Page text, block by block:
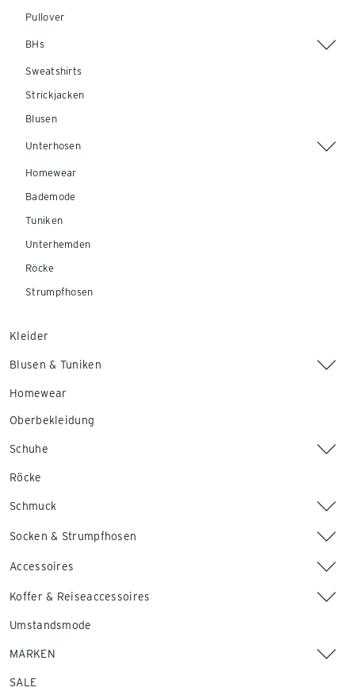
Pullover
BHs
Sweatshirts
Strickjacken
Blusen
Unterhosen
Homewear
Bademode
Tuniken
Unterhemden
Röcke
Strumpfhosen
Kleider
Blusen & Tuniken
Homewear
Oberbekleidung
Schuhe
Röcke
Schmuck
Socken & Strumpfhosen
Accessoires
Koffer & Reiseaccessoires
Umstandsmode
MARKEN
SALE